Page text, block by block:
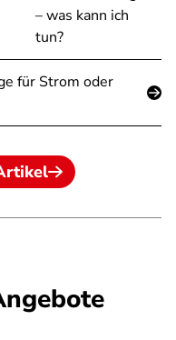
– was kann ich
tun?
für Strom oder